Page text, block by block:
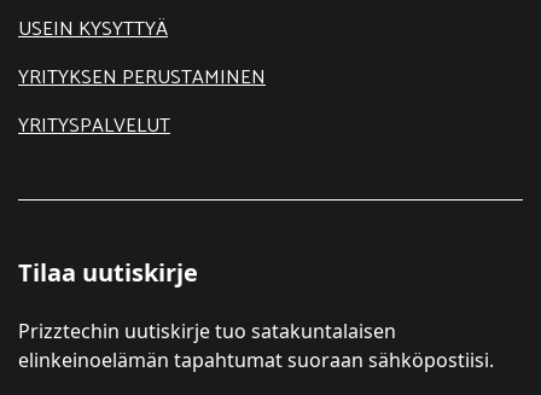
USEIN KYSYTTYÄ
YRITYKSEN PERUSTAMINEN
YRITYSPALVELUT
Tilaa uutiskirje
Prizztechin uutiskirje tuo satakuntalaisen
elinkeinoelämän tapahtumat suoraan sähköpostiisi.